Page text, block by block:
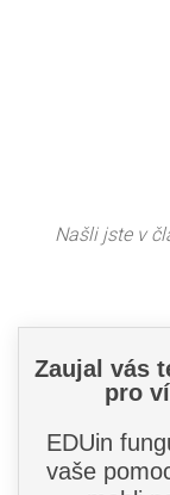
Našli jste v